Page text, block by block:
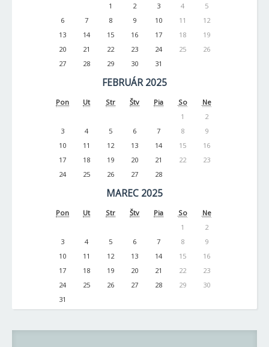
1
2 3 4
5
6
7 8 9 10 11
12
13
14 15 16 17 18
19
20
21 22 23 24 25
26
27
28 29 30 31
FEBRUÁR 2025
Pon Ut Str Štv Pia So
Ne
1
2
3
4 5 6 7 8
9
10
11 12 13 14 15
16
17
18 19 20 21 22
23
24
25 26 27 28
MAREC 2025
Pon Ut Str Štv Pia So
Ne
1
2
3
4 5 6 7 8
9
10
11 12 13 14 15
16
17
18 19 20 21 22
23
24
25 26 27 28 29
30
31